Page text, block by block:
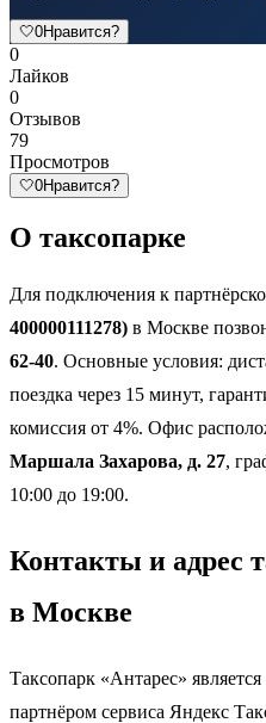
🤍0Нравится?
0
Лайков
0
Отзывов
79
Просмотров
🤍0Нравится?
О таксопарке
Для подключения к
400000111278) в Москве
62-40. Основные условия:
поездка через 15 минут,
комиссия от 4%. Офис
Маршала Захарова, д. 27,
10:00 до 19:00.
Контакты и адрес
в Москве
Таксопарк «Антарес»
партнёром сервиса Яндекс